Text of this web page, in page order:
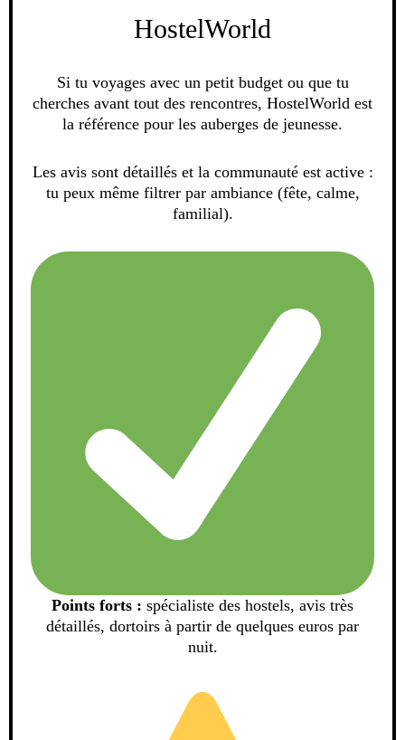
HostelWorld
Si tu voyages avec un petit budget ou que tu
cherches avant tout des rencontres, HostelWorld est
la référence pour les auberges de jeunesse.
Les avis sont détaillés et la communauté est active :
tu peux même filtrer par ambiance (fête, calme,
familial).
Points forts : spécialiste des hostels, avis très
détaillés, dortoirs à partir de quelques euros par
nuit.